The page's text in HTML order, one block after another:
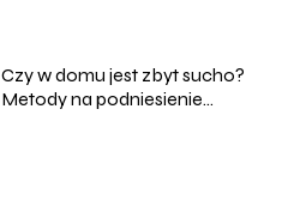
Czy w domu jest zbyt sucho?
Metody na podniesienie